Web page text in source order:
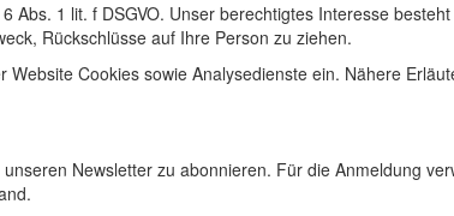
Abs. 1 lit. f DSGVO. Unser berechtigtes Interesse
Rückschlüsse auf Ihre Person zu ziehen.
Cookies sowie Analysedienste ein. Nähere
Newsletter zu abonnieren. Für die Anmeldung